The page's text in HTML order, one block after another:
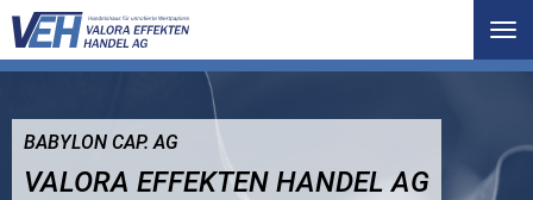
BABYLON CAP. AG
VALORA EFFEKTEN HANDEL AG